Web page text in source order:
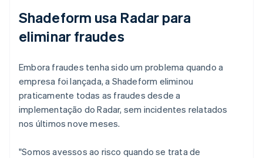
Shadeform usa Radar para
eliminar fraudes
Embora fraudes tenha sido um problema quando a
empresa foi lançada, a Shadeform eliminou
praticamente todas as fraudes desde a
implementação do Radar, sem incidentes relatados
nos últimos nove meses.
"Somos avessos ao risco quando se trata de